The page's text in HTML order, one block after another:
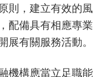
則，建立有效的風
配備具有相應專業
展有關服務活動。
構應當立足職能